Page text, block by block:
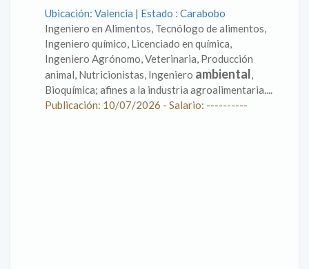
Ubicación: Valencia | Estado : Carabobo
Ingeniero en Alimentos, Tecnólogo de alimentos,
Ingeniero químico, Licenciado en química,
Ingeniero Agrónomo, Veterinaria, Producción
animal, Nutricionistas, Ingeniero ambiental,
Bioquímica; afines a la industria agroalimentaria....
Publicación: 10/07/2026 - Salario: ----------